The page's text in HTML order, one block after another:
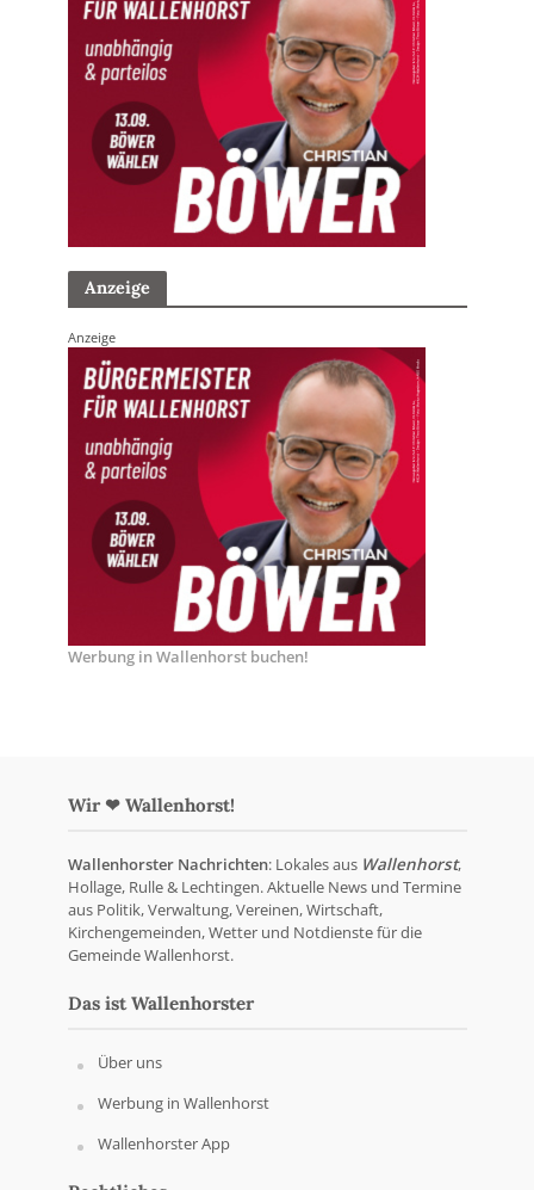
Anzeige
Anzeige
Werbung in Wallenhorst buchen!
Wir ❤ Wallenhorst!
Wallenhorster Nachrichten: Lokales aus Wallenhorst,
Hollage, Rulle & Lechtingen. Aktuelle News und Termine
aus Politik, Verwaltung, Vereinen, Wirtschaft,
Kirchengemeinden, Wetter und Notdienste für die
Gemeinde Wallenhorst.
Das ist Wallenhorster
Über uns
Werbung in Wallenhorst
Wallenhorster App